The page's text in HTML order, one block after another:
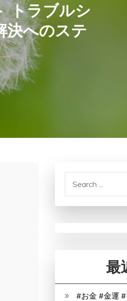
トラブルシ
決へのステ
最
#お金 #金運